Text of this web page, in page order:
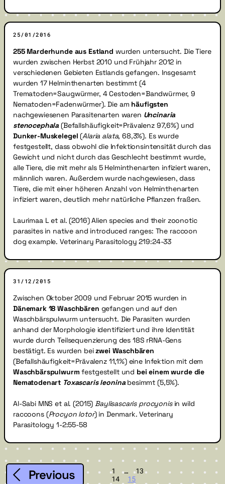
25/01/2016
255 Marderhunde aus Estland wurden untersucht. Die Tiere
wurden zwischen Herbst 2010 und Frühjahr 2012 in
verschiedenen Gebieten Estlands gefangen. Insgesamt
wurden 17 Helminthenarten bestimmt (4
Trematoden=Saugwürmer, 4 Cestoden=Bandwürmer, 9
Nematoden=Fadenwürmer). Die am häufigsten
nachgewiesenen Parasitenarten waren Uncinaria
stenocephala (Befallshäufigkeit=Prävalenz 97,6%) und
Dunker-Muskelegel (Alaria alata, 68,3%). Es wurde
festgestellt, dass obwohl die Infektionsintensität durch das
Gewicht und nicht durch das Geschlecht bestimmt wurde,
alle Tiere, die mit mehr als 5 Helminthenarten infiziert waren,
männlich waren. Außerdem wurde nachgewiesen, dass
Tiere, die mit einer höheren Anzahl von Helminthenarten
infiziert waren, deutlich mehr natürliche Pflanzen fraßen.
Laurimaa L et al. (2016) Alien species and their zoonotic
parasites in native and introduced ranges: The raccoon
dog example. Veterinary Parasitology 219:24-33
31/12/2015
Zwischen Oktober 2009 und Februar 2015 wurden in
Dänemark 18 Waschbären gefangen und auf den
Waschbärspulwurm untersucht. Die Parasiten wurden
anhand der Morphologie identifiziert und ihre Identität
wurde durch Teilsequenzierung des 18S rRNA-Gens
bestätigt. Es wurden beizwei Waschbären
(Befallshäufigkeit=Prävalenz 11,1%) eine Infektion mit dem
Waschbärspulwurm festgestellt und bei einem wurde die
Nematodenart Toxascaris leoninabesimmt (5,5%).
Al-Sabi MNS et al. (2015)Baylisascaris procyonisin wild
raccoons (Procyon lotor) in Denmark. Veterinary
Parasitology 1-2:55-58
Previous 1 …
13
14
15